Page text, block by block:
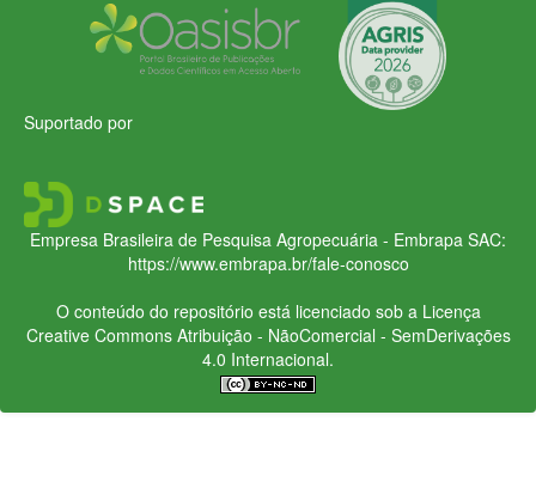
Suportado por
Empresa Brasileira de Pesquisa Agropecuária - Embrapa SAC:
https://www.embrapa.br/fale-conosco
O conteúdo do repositório está licenciado sob a Licença
Creative CommonsAtribuição - NãoComercial - SemDerivações
4.0 Internacional.